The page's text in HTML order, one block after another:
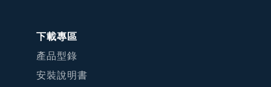
下載專區
產品型錄
安裝說明書